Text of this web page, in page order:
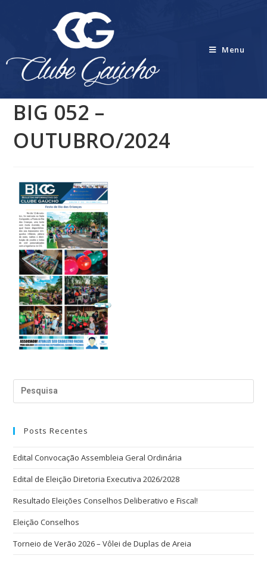
Menu
BIG 052 –
OUTUBRO/2024
Posts Recentes
Edital Convocação Assembleia Geral Ordinária
Edital de Eleição Diretoria Executiva 2026/2028
Resultado Eleições Conselhos Deliberativo e Fiscal!
Eleição Conselhos
Torneio de Verão 2026 – Vôlei de Duplas de Areia